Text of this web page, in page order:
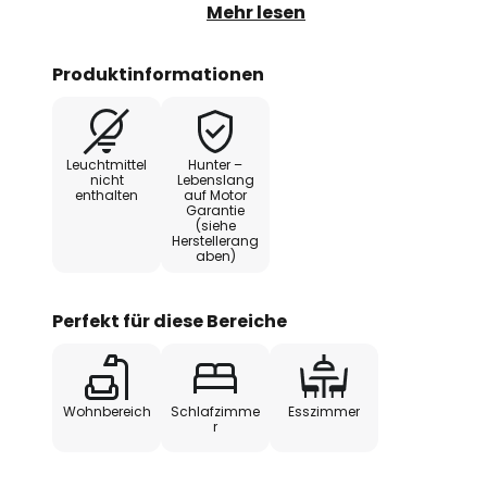
(augenommen Küstennähe), als
Über den mitgelieferten
Geschwindigkeit des Ventilators
Vor- und Rücklauffunktion
werden, da die kühle oder
Raum verteilt wird.
Technische Daten
- Empfohlene Raumgröße: bis 10
- Gesamtlautstärke: < 46 db
Mehr lesen
Produktinformationen
Leuchtmittel
nicht
enthalten
Hunter –
Lebenslang
auf Motor
Garantie
(siehe
Herstellerang
aben)
Perfekt für diese Bereiche
Wohnbereich
Schlafzimme
r
Esszimmer